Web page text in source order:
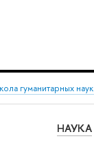
гуманитарных
НАУКА